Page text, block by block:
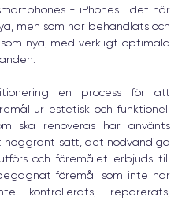
- iPhones i det här
men som har behandlats och
nya, med verkligt optimala
en process för att
ur estetisk och funktionell
ska renoveras har använts
noggrant sätt, det nödvändiga
och föremålet erbjuds till
föremål som inte har
kontrollerats, reparerats,